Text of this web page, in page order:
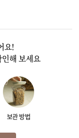
요!
해 보세요
보관 방법